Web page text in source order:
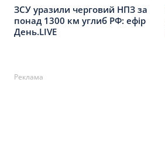
ЗСУ уразили черговий НПЗ за
понад 1300 км углиб РФ: ефір
День.LIVE
Реклама